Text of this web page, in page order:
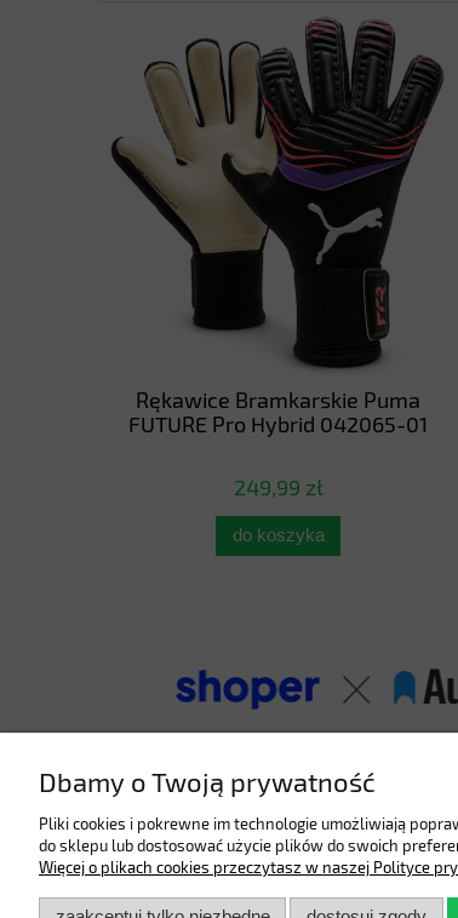
Rękawice Bramkarskie Puma
FUTURE Pro Hybrid 042065-01
249,99 zł
do koszyka
Pomoc Moje
Dbamy o Twoją prywatność
Pliki cookies i pokrewne im technologie umożliwiają
do sklepu lub dostosować użycie plików do swoich
Więcej o plikach cookies przeczytasz w naszej Polityce